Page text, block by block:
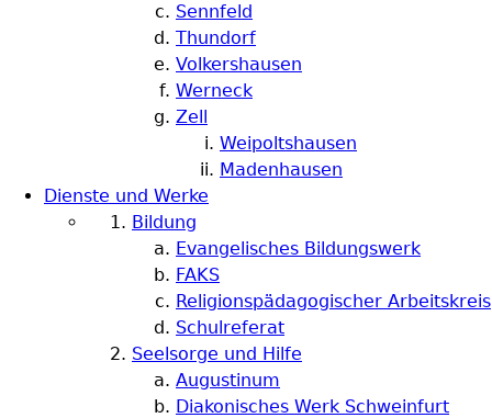
Sennfeld
Thundorf
Volkershausen
Werneck
Zell
Weipoltshausen
Madenhausen
Dienste und Werke
Bildung
Evangelisches Bildungswerk
FAKS
Religionspädagogischer Arbeitskreis
Schulreferat
Seelsorge und Hilfe
Augustinum
Diakonisches Werk Schweinfurt